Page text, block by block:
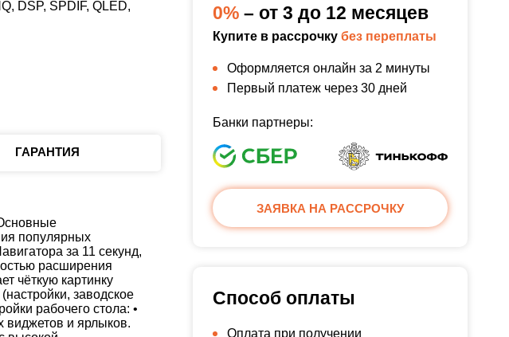
DSP, SPDIF, QLED,
ГАРАНТИЯ
популярных
за 11 секунд,
расширения
чёткую картинку
заводское
рабочего стола: •
виджетов и ярлыков.
0% – от 3 до 12 месяцев
Купите в рассрочку без переплаты
Оформляется онлайн за 2 минуты
Первый платеж через 30 дней
Банки партнеры:
ЗАЯВКА НА РАССРОЧКУ
Способ оплаты
Оплата при получении